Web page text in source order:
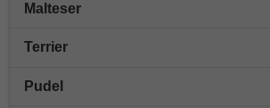
Malteser
Terrier
Pudel